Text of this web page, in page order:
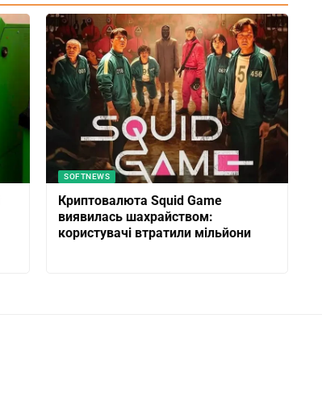
SOFTNEWS
Криптовалюта Squid Game
виявилась шахрайством:
користувачі втратили мільйони